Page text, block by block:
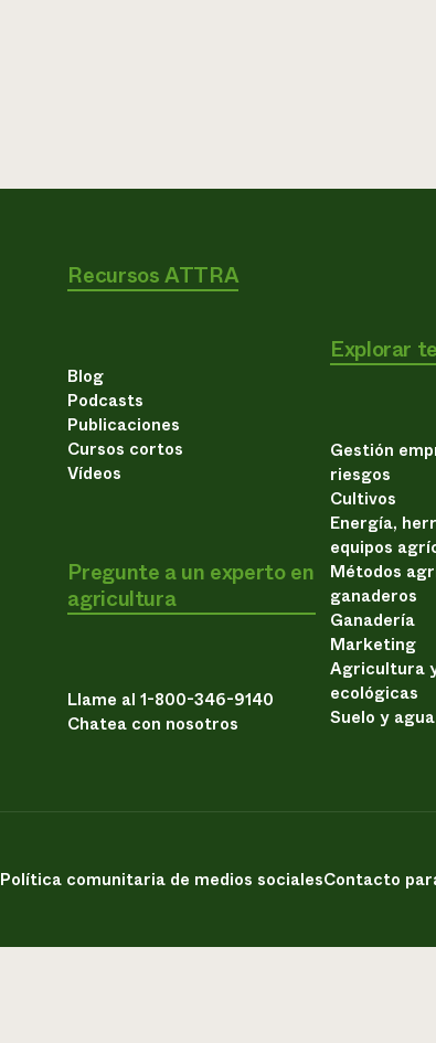
Recursos ATTRA
Blog
Podcasts
Publicaciones
Cursos cortos
Vídeos
Pregunte a un experto en
agricultura
Llame al 1-800-346-9140
Chatea con nosotros
Explorar
Gestión
riesgos
Cultivos
Energía,
equipos
Métodos
ganaderos
Ganadería
Marketing
Agricultura
ecológicas
Suelo y agua
Política comunitaria de medios socialesContacto